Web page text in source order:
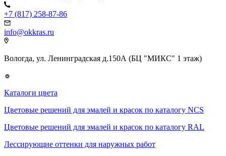
+7 (817) 258-87-86
info@okkras.ru
Вологда, ул. Ленинградская д.150А (БЦ "МИКС" 1 этаж)
Каталоги цвета
Цветовые решений для эмалей и красок по каталогу NCS
Цветовые решений для эмалей и красок по каталогу RAL
Лессирующие оттенки для наружных работ